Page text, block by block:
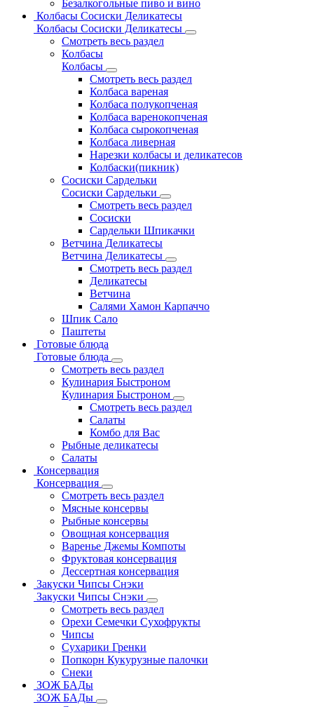
Безалкогольные пиво и вино
Колбасы Сосиски Деликатесы
Колбасы Сосиски Деликатесы
Смотреть весь раздел
Колбасы
Колбасы
Смотреть весь раздел
Колбаса вареная
Колбаса полукопченая
Колбаса варенокопченая
Колбаса сырокопченая
Колбаса ливерная
Нарезки колбасы и деликатесов
Колбаски(пикник)
Сосиски Сардельки
Сосиски Сардельки
Смотреть весь раздел
Сосиски
Сардельки Шпикачки
Ветчина Деликатесы
Ветчина Деликатесы
Смотреть весь раздел
Деликатесы
Ветчина
Салями Хамон Карпаччо
Шпик Сало
Паштеты
Готовые блюда
Готовые блюда
Смотреть весь раздел
Кулинария Быстроном
Кулинария Быстроном
Смотреть весь раздел
Салаты
Комбо для Вас
Рыбные деликатесы
Салаты
Консервация
Консервация
Смотреть весь раздел
Мясные консервы
Рыбные консервы
Овощная консервация
Варенье Джемы Компоты
Фруктовая консервация
Дессертная консервация
Закуски Чипсы Снэки
Закуски Чипсы Снэки
Смотреть весь раздел
Орехи Семечки Сухофрукты
Чипсы
Сухарики Гренки
Попкорн Кукурузные палочки
Снеки
ЗОЖ БАДы
ЗОЖ БАДы